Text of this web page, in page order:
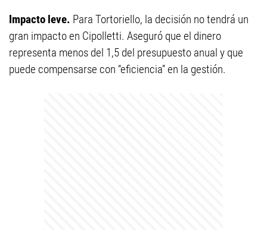
Impacto leve. Para Tortoriello, la decisión no tendrá un
gran impacto en Cipolletti. Aseguró que el dinero
representa menos del 1,5 del presupuesto anual y que
puede compensarse con “eficiencia” en la gestión.